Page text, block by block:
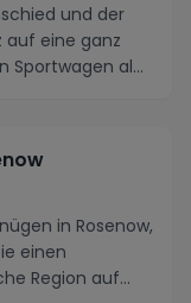
und der
auf eine ganz
Sportwagen al...
in Rosenow,
einen
Region auf